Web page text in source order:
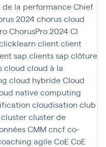
la performanceChief
2024chorus cloud
ChorusPro 2024CI
clientclient
sap clients sap clôture
cloud cloud à la
cloud hybrideCloud
native computing
cloudisation club
clustercluster de
CMMcncfco-
agileCoECoE